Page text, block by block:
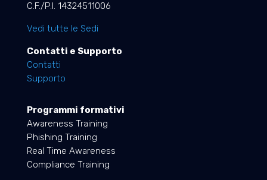
C.F./P.I. 14324511006
Vedi tutte le Sedi
Contatti e Supporto
Contatti
Supporto
Programmi formativi
Awareness Training
Phishing Training
Real Time Awareness
Compliance Training